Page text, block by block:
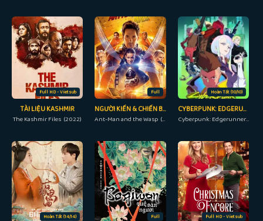
Full HD - Vietsub
TÀI LIỆU KASHMIR
The Kashmir Files (2022)
Full
NGƯỜI KIẾN & CHIẾN BINH ONG
Ant-Man and the Wasp (2018)
Hoàn Tất (10/10)
CYBERPUNK: EDGERUNNERS
Cyberpunk: Edgerunners (2022)
Hoàn Tất (14/14) Full Full HD - Vietsub